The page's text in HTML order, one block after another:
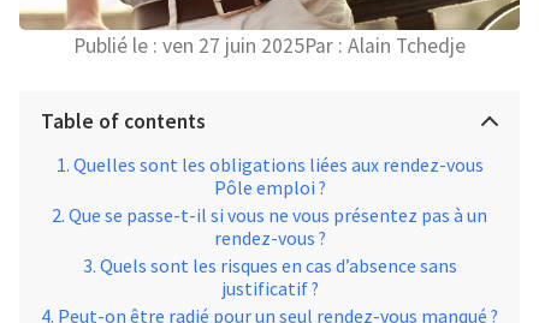
Publié le : ven 27 juin 2025Par : Alain Tchedje
Table of contents
Quelles sont les obligations liées aux rendez-vous
Pôle emploi ?
Que se passe-t-il si vous ne vous présentez pas à un
rendez-vous ?
Quels sont les risques en cas d’absence sans
justificatif ?
Peut-on être radié pour un seul rendez-vous manqué ?